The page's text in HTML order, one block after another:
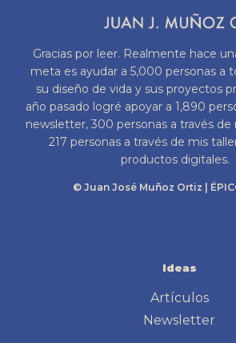
Gracias por leer. Realmente hace
meta es ayudar a 5,000 personas a
su diseño de vida y sus proyectos
año pasado logré apoyar a 1,890
newsletter, 300 personas a través de
217 personas a través de mis
productos digitales.
© Juan José Muñoz Ortiz |
Ideas
Artículos
Newsletter